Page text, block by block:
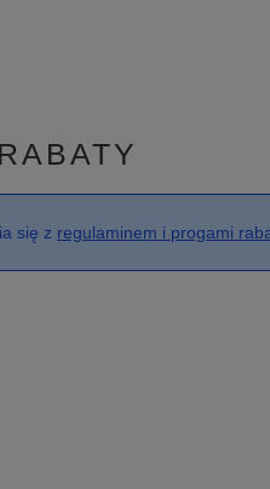
się z regulaminem i progami